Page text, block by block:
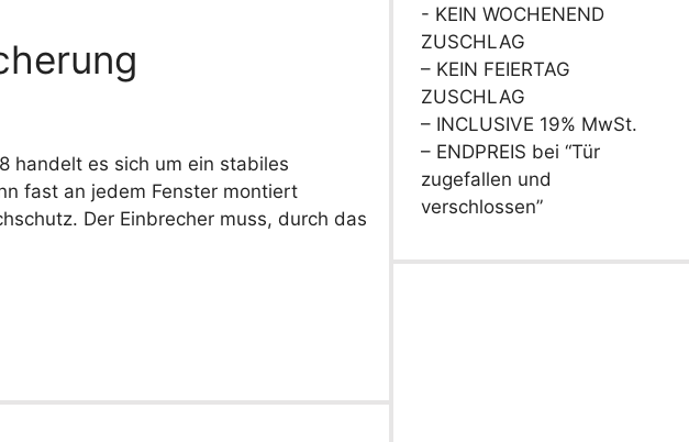
handelt es sich um ein stabiles
fast an jedem Fenster montiert
Der Einbrecher muss, durch das
- KEIN WOCHENEND
ZUSCHLAG
– KEIN FEIERTAG
ZUSCHLAG
– INCLUSIVE 19% MwSt.
– ENDPREIS bei “Tür
zugefallen und
verschlossen”